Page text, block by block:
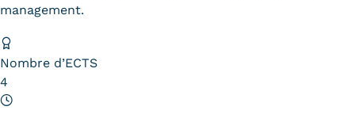
Erasmus
management.
Nombre d’ECTS
4